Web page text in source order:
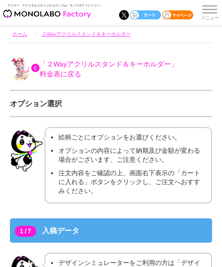
アクキー・アクスタなどオリジナルグッズは「モノラボファクトリー」
ホーム ２Wayアクリルスタンド＆キーホルダー
「２Wayアクリルスタンド＆キーホルダー」
料金表に戻る
オプション選択
絵柄ごとにオプションをお選びください。
オプションの内容によって納期及び金額が変わる
場合がございます、ご注意ください。
注文内容をご確認の上、画面右下表示の「カート
に入れる」ボタンをクリックし、ご注文へおすす
みください。
1 / 7 入稿データ
デザインシミュレーターをご利用の方は「デザイ